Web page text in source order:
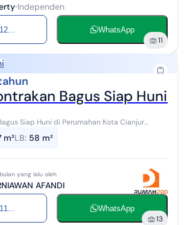
Independen
WhatsApp
11
Bagus Siap Huni
Siap Huni di Perumahan Kota Cianjur
· Luas Tanah : 67 m2 · Luas Bangunan : 58 m2 ·
m²LB: 58 m²
yang lalu oleh
AFANDI
WhatsApp
13